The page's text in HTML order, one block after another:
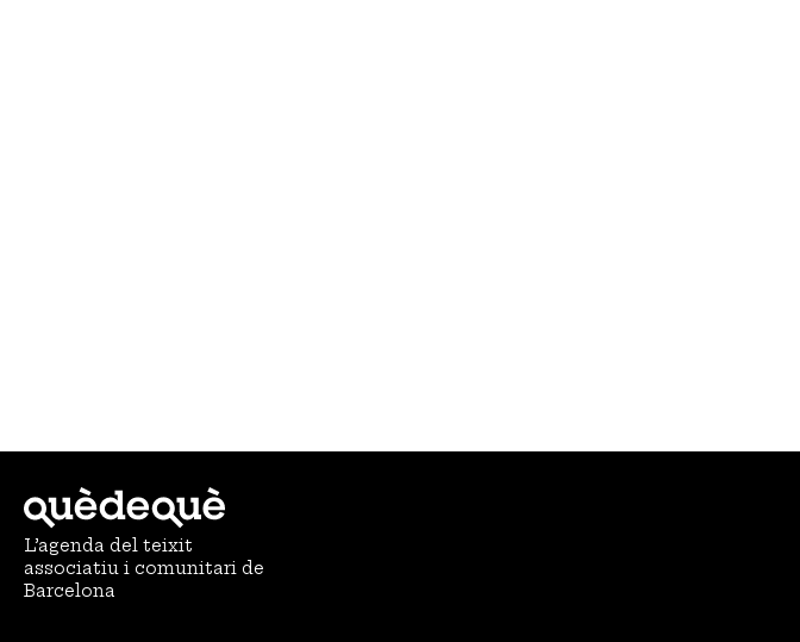
L’agenda del teixit
associatiu i comunitari de
Barcelona